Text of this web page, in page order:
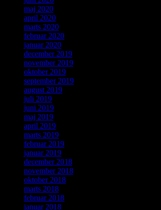
maj 2020
april 2020
marts 2020
februar 2020
januar 2020
december 2019
november 2019
oktober 2019
september 2019
august 2019
juli 2019
juni 2019
maj 2019
april 2019
marts 2019
februar 2019
januar 2019
december 2018
november 2018
oktober 2018
marts 2018
februar 2018
januar 2018